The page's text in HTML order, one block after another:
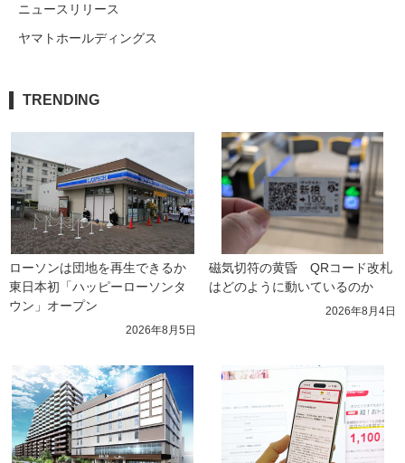
ニュースリリース
ヤマトホールディングス
TRENDING
ローソンは団地を再生できるか
東日本初「ハッピーローソンタ
ウン」オープン
2026年8月5日
磁気切符の黄昏　QRコード改札
はどのように動いているのか
2026年8月4日